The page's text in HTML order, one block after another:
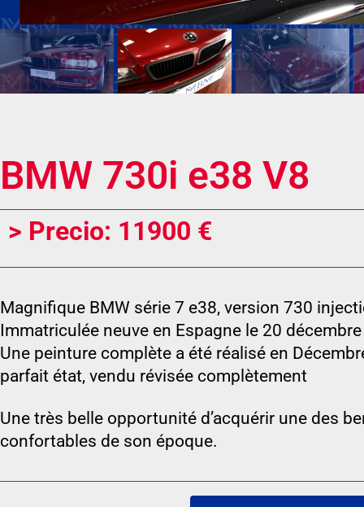
BMW 730i e38 V8
> Precio: 11900 €
Magnifique BMW série 7 e38, version 730
Immatriculée neuve en Espagne le 20
Une peinture complète a été réalisé en
parfait état, vendu révisée complètement
Une très belle opportunité d’acquérir une des
confortables de son époque.